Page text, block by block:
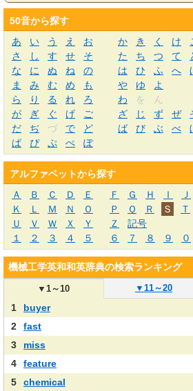
50音から探す
あ
い う え お か き く け
さ
し す せ そ た ち つ て
な
に ぬ ね の は ひ ふ へ
ま
み む め も や ゆ
よ
ら
り る れ ろ わ を
ん
が
ぎ ぐ げ ご ざ じ ず ぜ
だ
ぢ づ で ど ば び ぶ べ
ぱ
ぴ ぷ ぺ ぽ
アルファベットから探す
Ａ
Ｂ Ｃ Ｄ Ｅ Ｆ Ｇ Ｈ Ｉ
Ｊ
Ｋ
Ｌ Ｍ Ｎ Ｏ Ｐ Ｑ Ｒ Ｓ
Ｔ
Ｕ
Ｖ Ｗ Ｘ Ｙ Ｚ
記号
１
２ ３ ４ ５ ６ ７ ８ ９ ０
機械工学英和和英辞典の検索ランキング
▼1～10 ▼ 11～20
1
buyer
2
fast
3
miss
4
feature
5
chemical